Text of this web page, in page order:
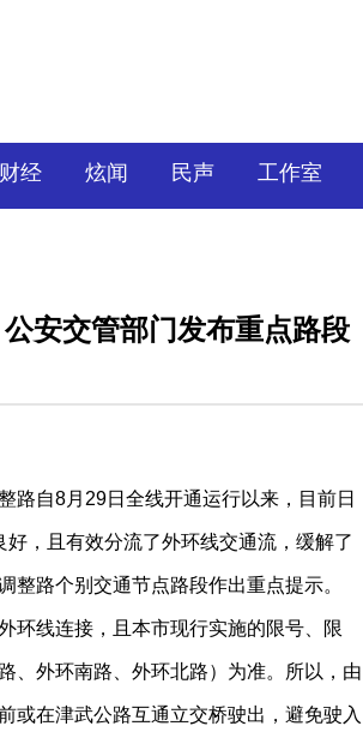
财经 炫闻 民声 工作室
安交管部门发布重点路段
路自8月29日全线开通运行以来，目前日
，且有效分流了外环线交通流，缓解了
路个别交通节点路段作出重点提示。
环线连接，且本市现行实施的限号、限
、外环南路、外环北路）为准。所以，由
或在津武公路互通立交桥驶出，避免驶入